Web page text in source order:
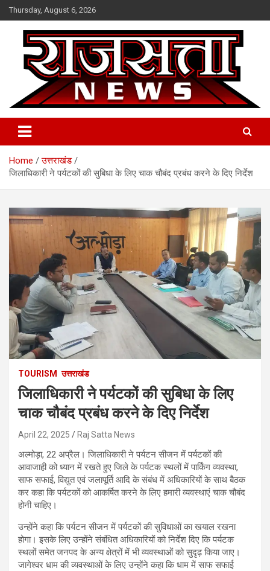
Skip
to
content
Thursday, August 6, 2026
Raj Satta News
Home
उत्तराखंड
जिलाधिकारी ने पर्यटकों की सुबिधा के लिए चाक चौबंद प्रबंध करने के दिए निर्देश
TOURISM उत्तराखंड
जिलाधिकारी ने पर्यटकों की सुबिधा के लिए
चाक चौबंद प्रबंध करने के दिए निर्देश
April 22, 2025 Raj Satta News
अल्मोड़ा, 22 अप्रैल। जिलाधिकारी ने पर्यटन सीजन में पर्यटकों की
आवाजाही को ध्यान में रखते हुए जिले के पर्यटक स्थलों में पार्किंग व्यवस्था,
साफ सफाई, विद्युत एवं जलापूर्ति आदि के संबंध में अधिकारियों के साथ बैठक
कर कहा कि पर्यटकों को आकर्षित करने के लिए हमारी व्यवस्थाएं चाक चौबंद
होनी चाहिए।
उन्होंने कहा कि पर्यटन सीजन में पर्यटकों की सुविधाओं का खयाल रखना
होगा। इसके लिए उन्होंने संबंधित अधिकारियों को निर्देश दिए कि पर्यटक
स्थलों समेत जनपद के अन्य क्षेत्रों में भी व्यवस्थाओं को सुदृढ़ किया जाए।
जागेश्वर धाम की व्यवस्थाओं के लिए उन्होंने कहा कि धाम में साफ सफाई